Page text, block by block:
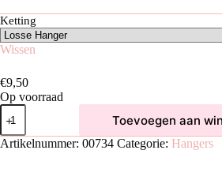
Ketting
Wissen
€9,50
Op voorraad
Citrien
Hanger
aantal
Toevoegen aan
Artikelnummer: 00734 Categorie: Hangers